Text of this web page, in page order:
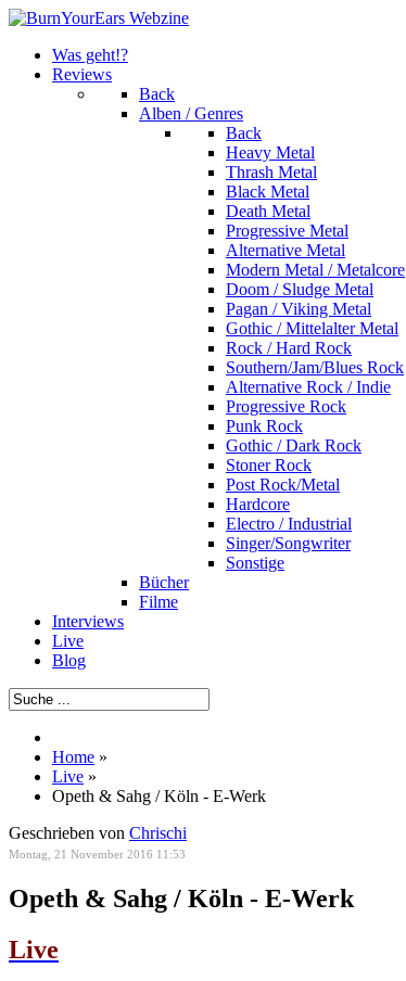
Was geht!?
Reviews
Back
Alben / Genres
Back
Heavy Metal
Thrash Metal
Black Metal
Death Metal
Progressive Metal
Alternative Metal
Modern Metal / Metalcore
Doom / Sludge Metal
Pagan / Viking Metal
Gothic / Mittelalter Metal
Rock / Hard Rock
Southern/Jam/Blues Rock
Alternative Rock / Indie
Progressive Rock
Punk Rock
Gothic / Dark Rock
Stoner Rock
Post Rock/Metal
Hardcore
Electro / Industrial
Singer/Songwriter
Sonstige
Bücher
Filme
Interviews
Live
Blog
Home »
Live »
Opeth & Sahg / Köln - E-Werk
Geschrieben von Chrischi
Montag, 21 November 2016 11:53
Opeth & Sahg / Köln - E-Werk
Live